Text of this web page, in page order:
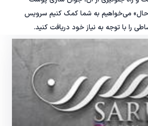
می‌خواهیم به شما کمک کنیم سرویس
را با توجه به نیاز خود دریافت کنید.